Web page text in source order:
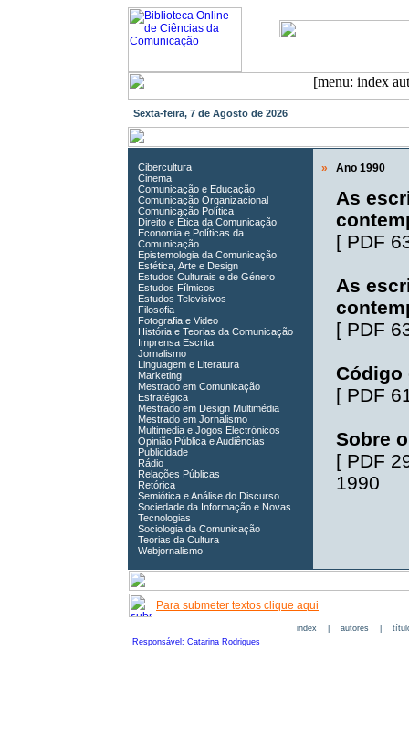
Sexta-feira, 7 de Agosto de 2026
Cibercultura
Cinema
Comunicação e Educação
Comunicação Organizacional
Comunicação Política
Direito e Ética da Comunicação
Economia e Políticas da
Comunicação
Epistemologia da Comunicação
Estética, Arte e Design
Estudos Culturais e de Género
Estudos Fílmicos
Estudos Televisivos
Filosofia
Fotografia e Video
História e Teorias da Comunicação
Imprensa Escrita
Jornalismo
Linguagem e Literatura
Marketing
Mestrado em Comunicação
Estratégica
Mestrado em Design Multimédia
Mestrado em Jornalismo
Multimedia e Jogos Electrónicos
Opinião Pública e Audiências
Publicidade
Rádio
Relações Públicas
Retórica
Semiótica e Análise do Discurso
Sociedade da Informação e Novas
Tecnologias
Sociologia da Comunicação
Teorias da Cultura
Webjornalismo
» Ano 1990
As
[ PDF
As
[ PDF
Código
[ PDF
Sobre
[ PDF
1990
Para submeter textos clique aqui
index| autores|